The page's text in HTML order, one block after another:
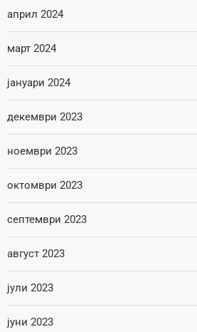
април 2024
март 2024
јануари 2024
декември 2023
ноември 2023
октомври 2023
септември 2023
август 2023
јули 2023
јуни 2023